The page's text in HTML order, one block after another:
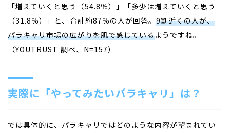
「増えていくと思う（54.8％）」「多少は増えていくと思う
（31.8％）」と、合計約87％の人が回答。9割近くの人が、
パラキャリ市場の広がりを肌で感じているようですね。
（YOUTRUST 調べ、N=157）
実際に「やってみたいパラキャリ」は？
では具体的に、パラキャリではどのような内容が望まれてい